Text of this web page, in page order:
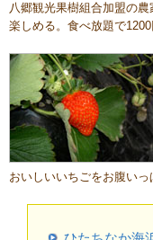
八郷観光果樹組合加盟の
楽しめる。食べ放題で1200
おいしいいちごをお腹いっ